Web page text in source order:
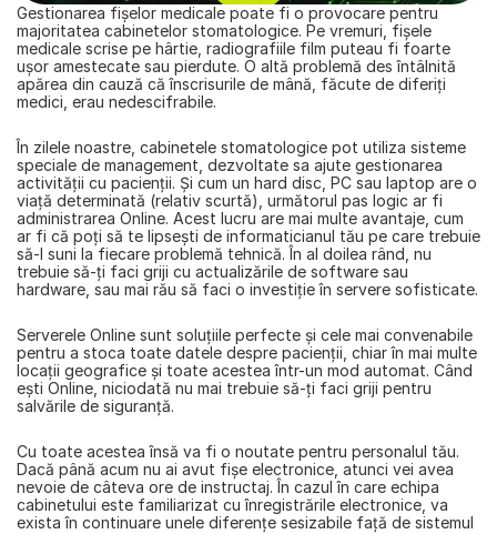
Gestionarea fişelor medicale poate fi o provocare pentru
majoritatea cabinetelor stomatologice. Pe vremuri, fişele
medicale scrise pe hârtie, radiografiile film puteau fi foarte
uşor amestecate sau pierdute. O altă problemă des întâlnită
apărea din cauză că înscrisurile de mână, făcute de diferiţi
medici, erau nedescifrabile.
În zilele noastre, cabinetele stomatologice pot utiliza sisteme
speciale de management, dezvoltate sa ajute gestionarea
activităţii cu pacienţii. Și cum un hard disc, PC sau laptop are o
viaţă determinată (relativ scurtă), următorul pas logic ar fi
administrarea Online. Acest lucru are mai multe avantaje, cum
ar fi că poţi să te lipseşti de informaticianul tău pe care trebuie
să-l suni la fiecare problemă tehnică. În al doilea rând, nu
trebuie să-ţi faci griji cu actualizările de software sau
hardware, sau mai rău să faci o investiţie în servere sofisticate.
Serverele Online sunt soluţiile perfecte şi cele mai convenabile
pentru a stoca toate datele despre pacienţii, chiar în mai multe
locaţii geografice şi toate acestea într-un mod automat. Când
eşti Online, niciodată nu mai trebuie să-ţi faci griji pentru
salvările de siguranţă.
Cu toate acestea însă va fi o noutate pentru personalul tău.
Dacă până acum nu ai avut fişe electronice, atunci vei avea
nevoie de câteva ore de instructaj. În cazul în care echipa
cabinetului este familiarizat cu înregistrările electronice, va
exista în continuare unele diferenţe sesizabile faţă de sistemul